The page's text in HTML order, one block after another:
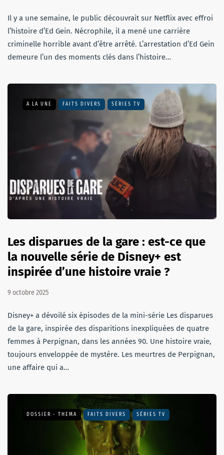
Il y a une semaine, le public découvrait sur Netflix avec effroi
l’histoire d’Ed Gein. Nécrophile, il a mené une carrière
criminelle horrible avant d’être arrêté. L’arrestation d’Ed Gein
demeure l’un des moments clés dans l’histoire…
A LA UNE FAITS DIVERS SÉRIES TV
Les disparues de la gare : est-ce que
la nouvelle série de Disney+ est
inspirée d’une histoire vraie ?
9 octobre 2025
Disney+ a dévoilé six épisodes de la mini-série Les disparues
de la gare, inspirée des disparitions inexpliquées de quatre
femmes à Perpignan, dans les années 90. Une histoire vraie,
toujours enveloppée de mystère. Les meurtres de Perpignan,
une affaire qui a…
DOSSIER - THEMA FAITS DIVERS SÉRIES TV